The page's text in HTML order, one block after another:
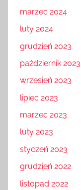
marzec 2024
luty 2024
grudzień 2023
październik 2023
wrzesień 2023
lipiec 2023
marzec 2023
luty 2023
styczeń 2023
grudzień 2022
listopad 2022